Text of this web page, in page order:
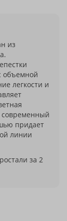
из
объемной
легкости и
современный
придает
линии
за 2